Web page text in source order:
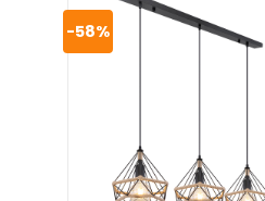
Incluido por defecto
-58%